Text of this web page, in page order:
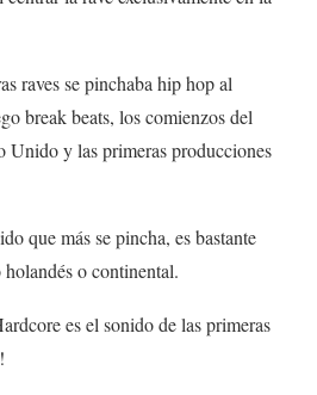
raves se pinchaba hip hop al
break beats, los comienzos del
Unido y las primeras producciones
que más se pincha, es bastante
o continental.
es el sonido de las primeras
!